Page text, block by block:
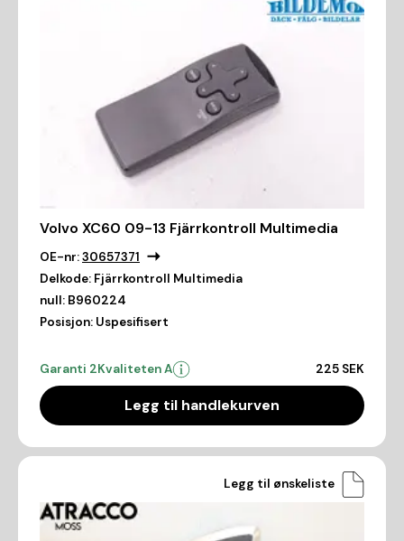
Volvo XC60 09-13 Fjärrkontroll Multimedia
OE-nr:30657371
Delkode: Fjärrkontroll Multimedia
null: B960224
Posisjon: Uspesifisert
Garanti 2Kvaliteten A 225 SEK
Legg til handlekurven
Legg til ønskeliste